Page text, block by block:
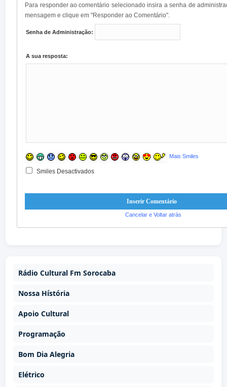
Para responder ao comentário selecionado insira a senha de
mensagem e clique em "Responder ao Comentário".
Senha de Administração:
A sua resposta:
Mais Smiles
Smiles Desactivados
Cancelar e Voltar atrás
Rádio Cultural Fm Sorocaba
Nossa Hístória
Apoio Cultural
Programação
Bom Dia Alegria
Elétrico